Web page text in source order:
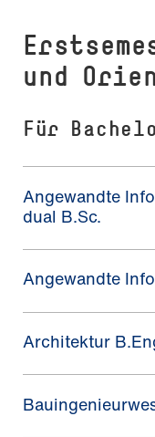
und
Für
Angewandte
dual B.Sc.
Angewandte
Architektur